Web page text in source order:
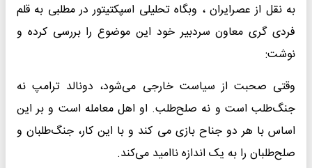
به نقل از عصرایران ، وبگاه تحلیلی اسپکتیتور در مطلبی به قلم
فردی گری معاون سردبیر خود این موضوع را بررسی کرده و
نوشت:
وقتی صحبت از سیاست خارجی می‌شود، دونالد ترامپ نه
جنگ‌طلب است و نه صلح‌طلب. او اهل معامله است و بر این
اساس با هر دو جناح بازی می کند و با این کار، جنگ‌طلبان و
صلح‌طلبان را به یک اندازه ناامید می‌کند.